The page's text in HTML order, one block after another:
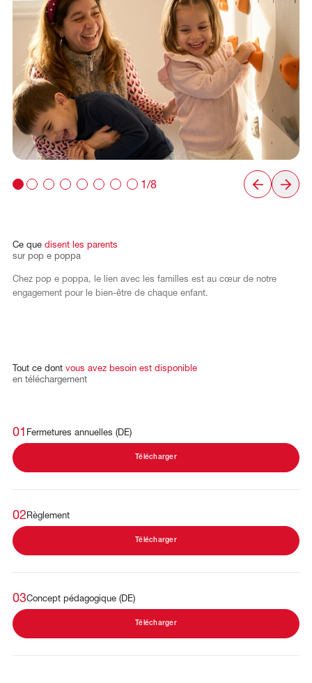
1/8
Ce que disent les parents
sur pop e poppa
Chez pop e poppa, le lien avec les familles est au cœur de notre
engagement pour le bien-être de chaque enfant.
Tout ce dont vous avez besoin est disponible
en téléchargement
01 Fermetures annuelles (DE)
Télécharger
02 Règlement
Télécharger
03Concept pédagogique (DE)
Télécharger